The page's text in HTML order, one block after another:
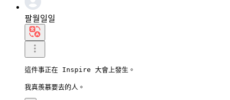
팔월일일
這件事正在 Inspire 大會上發生。
我真羨慕要去的人。